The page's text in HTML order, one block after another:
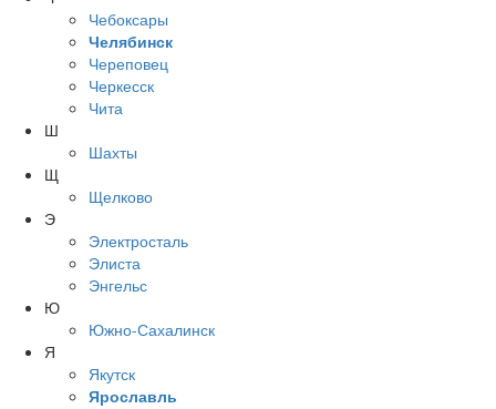
Чебоксары
Челябинск
Череповец
Черкесск
Чита
Ш
Шахты
Щ
Щелково
Э
Электросталь
Элиста
Энгельс
Ю
Южно-Сахалинск
Я
Якутск
Ярославль